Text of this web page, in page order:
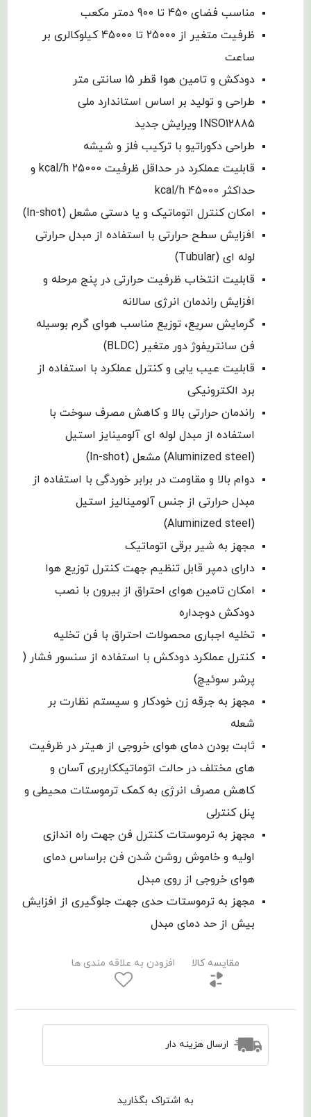
مناسب فضای 450 تا 900 دمتر مکعب
ظرفیت متغیر از 25000 تا 45000 کیلوکالری بر
ساعت
دودکش و تامین هوا قطر 15 سانتی متر
طراحی و تولید بر اساس استاندارد ملی
INSO12885 ویرایش جدید
طراحی دکوراتیو با ترکیب فلز و شیشه
قابلیت عملکرد در حداقل ظرفیت 25000 kcal/h و
حداکثر kcal/h 45000
امکان کنترل اتوماتیک و یا دستی مشعل (In-shot)
افزایش سطح حرارتی با استفاده از مبدل حرارتی
لوله ای (Tubular)
قابلیت انتخاب ظرفیت حرارتی در پنج مرحله و
افزایش راندمان انرژی سالانه
گرمایش سریع، توزیع مناسب هوای گرم بوسیله
فن سانتریفوژ دور متغیر (BLDC)
قابلیت عیب یابی و کنترل عملکرد با استفاده از
برد الکترونیکی
راندمان حرارتی بالا و کاهش مصرف سوخت با
استفاده از مبدل لوله ای آلومینایز استیل
(Aluminized steel) مشعل (In-shot)
دوام بالا و مقاومت در برابر خوردگی با استفاده از
مبدل حرارتی از جنس آلومینالیز استیل
(Aluminized steel)
مجهز به شیر برقی اتوماتیک
دارای دمپر قابل تنظیم جهت کنترل توزیع هوا
امکان تامین هوای احتراق از بیرون با نصب
دودکش دوجداره
تخلیه اجباری محصولات احتراق با فن تخلیه
کنترل عملکرد دودکش با استفاده از سنسور فشار (
پرشر سوئیچ)
مجهز به جرقه زن خودکار و سیستم نظارت بر
شعله
ثابت بودن دمای هوای خروجی از هیتر در ظرفیت
های مختلف در حالت اتوماتیککاربری آسان و
کاهش مصرف انرژی به کمک ترموستات محیطی و
پنل کنترلی
مجهز به ترموستات کنترل فن جهت راه اندازی
اولیه و خاموش روشن شدن فن براساس دمای
هوای خروجی از روی مبدل
مجهز به ترموستات حدی جهت جلوگیری از افزایش
بیش از حد دمای مبدل
مقایسه کالا افزودن به علاقه مندی ها
ارسال هزینه دار
به اشتراک بگذارید